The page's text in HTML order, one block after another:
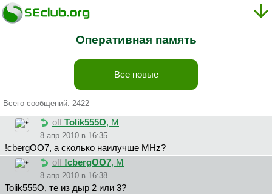
Оперативная память
Все новые
Всего сообщений: 2422
off Tolik555O, М
8 апр 2010 в 16:35
!cbergOO7, а сколько наилучше МНz?
off !cbergOO7, М
8 апр 2010 в 16:38
Tolik555O, те из дыр 2 или 3?